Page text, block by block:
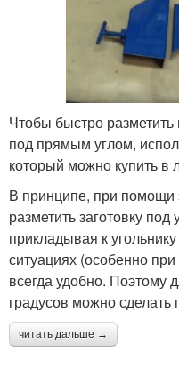
Чтобы быстро
под прямым углом,
который можно купить в
В принципе, при помощи
разметить заготовку под
прикладывая к
ситуациях (особенно
всегда удобно. Поэтому
градусов можно сделать
читать дальше →